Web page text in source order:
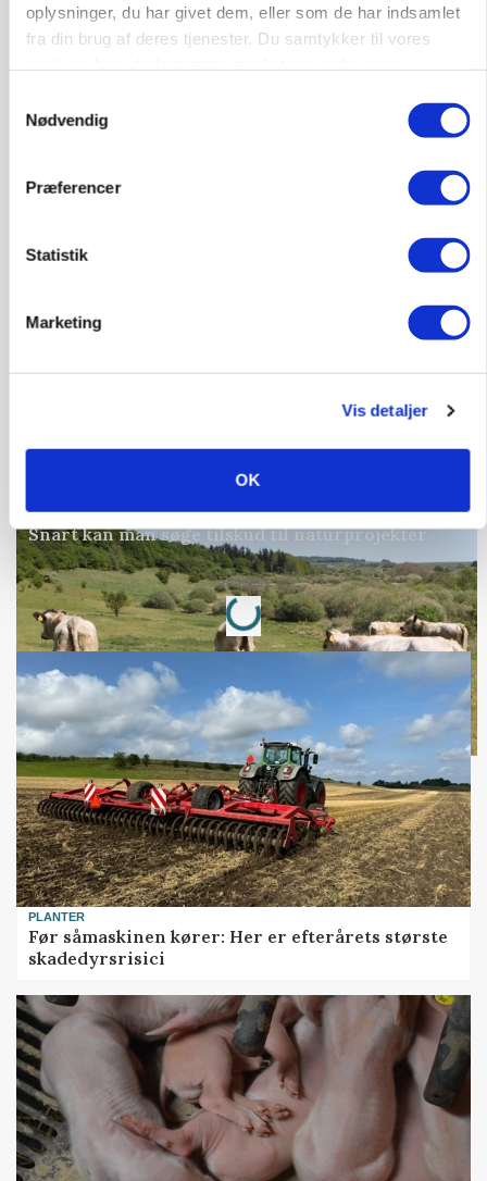
oplysninger, du har givet dem, eller som de har indsamlet
fra din brug af deres tjenester. Du samtykker til vores
Nødvendig
Præferencer
Statistik
Marketing
Vis detaljer
OK
Russisk mælkepris dykker 23 procent
»Nu stopper I«: Landbrugsdebattør og
protestgruppe vil demonstrere mod ny
KVÆG
Snart kan man søge tilskud til naturprojekter
Annonce
Loading...
PLANTER
Før såmaskinen kører: Her er efterårets største
skadedyrsrisici